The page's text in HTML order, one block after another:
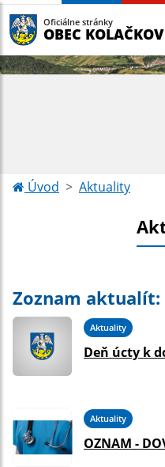
Oficiálne stránky
OBEC KOLAČKOV
Úvod Aktuality
Zoznam aktualít:
Aktuality
Deň úcty k
Aktuality
OZNAM -